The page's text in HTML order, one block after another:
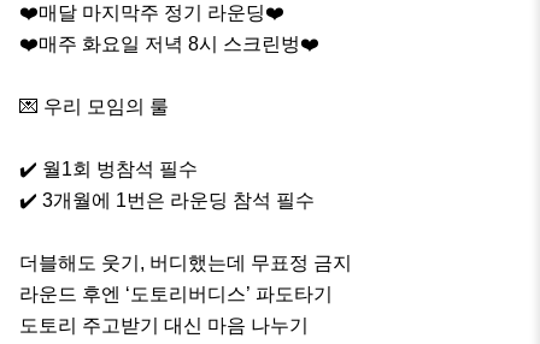
❤️매달 마지막주 정기 라운딩❤️
❤️매주 화요일 저녁 8시 스크린벙❤️
💌 우리 모임의 룰
✔️ 월1회 벙참석 필수
✔️ 3개월에 1번은 라운딩 참석 필수
더블해도 웃기, 버디했는데 무표정 금지
라운드 후엔 ‘도토리버디스’ 파도타기
도토리 주고받기 대신 마음 나누기